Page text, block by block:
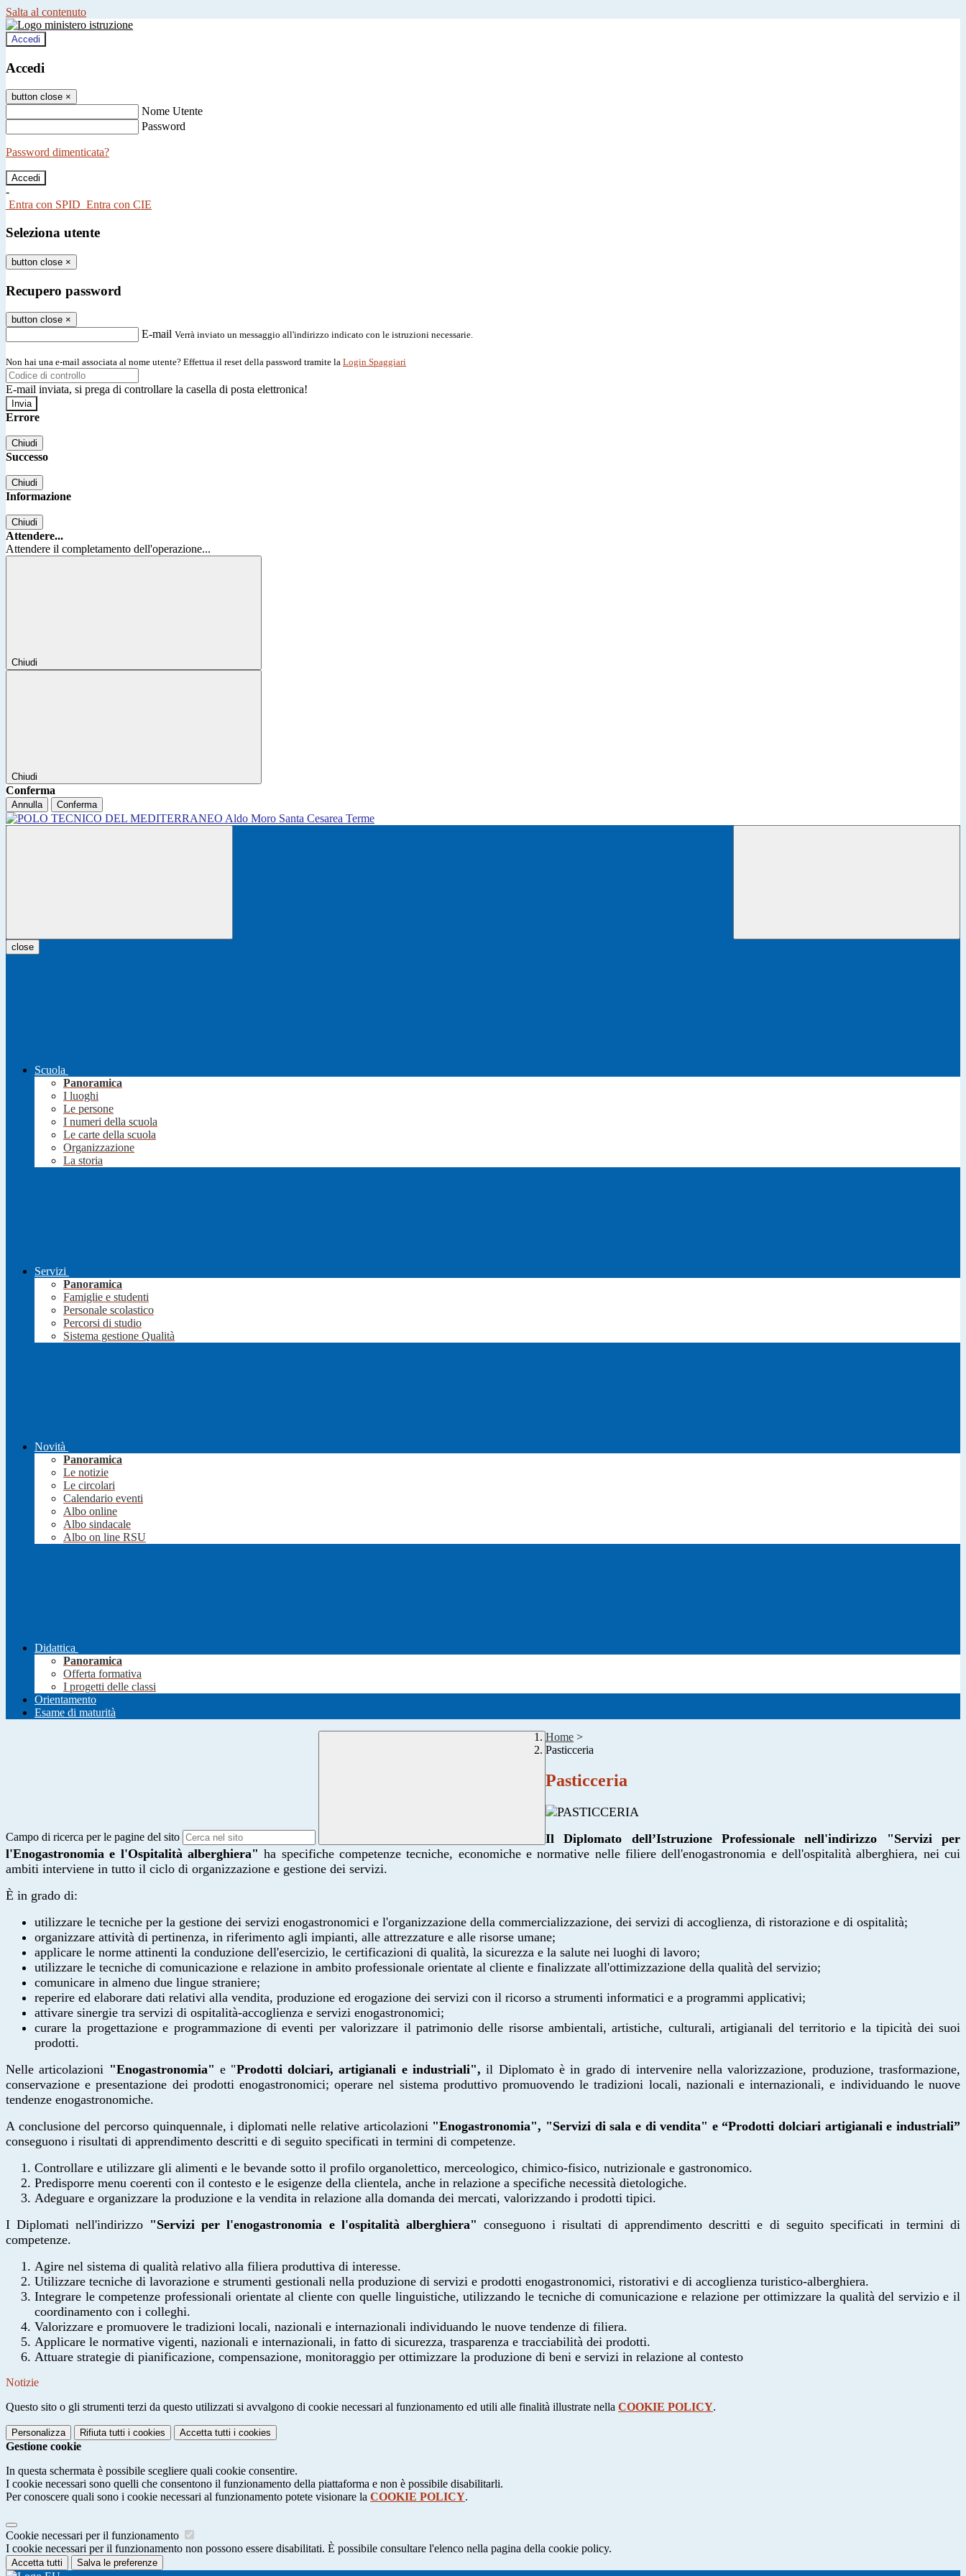
Salta al contenuto
Accedi
Accedi
button close ×
Nome Utente
Password
Password dimenticata?
-
Entra con SPID Entra con CIE
Seleziona utente
button close ×
Recupero password
button close ×
E-mail Verrà inviato un messaggio all'indirizzo indicato con le istruzioni necessarie.
Non hai una e-mail associata al nome utente? Effettua il reset della password tramite la Login Spaggiari
E-mail inviata, si prega di controllare la casella di posta elettronica!
Errore
Chiudi
Successo
Chiudi
Informazione
Chiudi
Attendere...
Attendere il completamento dell'operazione...
Chiudi
Chiudi
Conferma
Annulla Conferma
close
Scuola
Panoramica
I luoghi
Le persone
I numeri della scuola
Le carte della scuola
Organizzazione
La storia
Servizi
Panoramica
Famiglie e studenti
Personale scolastico
Percorsi di studio
Sistema gestione Qualità
Novità
Panoramica
Le notizie
Le circolari
Calendario eventi
Albo online
Albo sindacale
Albo on line RSU
Didattica
Panoramica
Offerta formativa
I progetti delle classi
Orientamento
Esame di maturità
Campo di ricerca per le pagine del sito
Home >
Pasticceria
Pasticceria
Il Diplomato dell’Istruzione Professionale nell'indirizzo "Servizi per
l'Enogastronomia e l'Ospitalità alberghiera"ha specifiche competenze tecniche, economiche e normative nelle filiere dell'enogastronomia e dell'ospitalità alberghiera, nei cui
ambiti interviene in tutto il ciclo di organizzazione e gestione dei servizi.
È in grado di:
utilizzare le tecniche per la gestione dei servizi enogastronomici e l'organizzazione della commercializzazione, dei servizi di accoglienza, di ristorazione e di ospitalità;
organizzare attività di pertinenza, in riferimento agli impianti, alle attrezzature e alle risorse umane;
applicare le norme attinenti la conduzione dell'esercizio, le certificazioni di qualità, la sicurezza e la salute nei luoghi di lavoro;
utilizzare le tecniche di comunicazione e relazione in ambito professionale orientate al cliente e finalizzate all'ottimizzazione della qualità del servizio;
comunicare in almeno due lingue straniere;
reperire ed elaborare dati relativi alla vendita, produzione ed erogazione dei servizi con il ricorso a strumenti informatici e a programmi applicativi;
attivare sinergie tra servizi di ospitalità-accoglienza e servizi enogastronomici;
curare la progettazione e programmazione di eventi per valorizzare il patrimonio delle risorse ambientali, artistiche, culturali, artigianali del territorio e la tipicità dei suoi
prodotti.
Nelle articolazioni "Enogastronomia" e "Prodotti dolciari, artigianali e industriali", il Diplomato è in grado di intervenire nella valorizzazione, produzione, trasformazione,
conservazione e presentazione dei prodotti enogastronomici; operare nel sistema produttivo promuovendo le tradizioni locali, nazionali e internazionali, e individuando le nuove
tendenze enogastronomiche.
A conclusione del percorso quinquennale, i diplomati nelle relative articolazioni "Enogastronomia", "Servizi di sala e di vendita" e “Prodotti dolciari artigianali e industriali”
conseguono i risultati di apprendimento descritti e di seguito specificati in termini di competenze.
Controllare e utilizzare gli alimenti e le bevande sotto il profilo organolettico, merceologico, chimico-fisico, nutrizionale e gastronomico.
Predisporre menu coerenti con il contesto e le esigenze della clientela, anche in relazione a specifiche necessità dietologiche.
Adeguare e organizzare la produzione e la vendita in relazione alla domanda dei mercati, valorizzando i prodotti tipici.
I Diplomati nell'indirizzo "Servizi per l'enogastronomia e l'ospitalità alberghiera" conseguono i risultati di apprendimento descritti e di seguito specificati in termini di
competenze.
Agire nel sistema di qualità relativo alla filiera produttiva di interesse.
Utilizzare tecniche di lavorazione e strumenti gestionali nella produzione di servizi e prodotti enogastronomici, ristorativi e di accoglienza turistico-alberghiera.
Integrare le competenze professionali orientate al cliente con quelle linguistiche,utilizzando le tecniche di comunicazione e relazione per ottimizzare la qualità del servizioe il
coordinamento con i colleghi.
Valorizzare e promuovere le tradizioni locali, nazionali e internazionali individuando le nuove tendenze di filiera.
Applicare le normative vigenti, nazionali e internazionali, in fatto di sicurezza, trasparenza e tracciabilità dei prodotti.
Attuare strategie di pianificazione, compensazione, monitoraggio per ottimizzare la produzione di beni e servizi in relazione al contesto
Notizie
Questo sito o gli strumenti terzi da questo utilizzati si avvalgono di cookie necessari al funzionamento ed utili alle finalità illustrate nella COOKIE POLICY.
Personalizza Rifiuta tutti i cookies Accetta tutti i cookies
Gestione cookie
In questa schermata è possibile scegliere quali cookie consentire.
I cookie necessari sono quelli che consentono il funzionamento della piattaforma e non è possibile disabilitarli.
Per conoscere quali sono i cookie necessari al funzionamento potete visionare la COOKIE POLICY.
Cookie necessari per il funzionamento
I cookie necessari per il funzionamento non possono essere disabilitati. È possibile consultare l'elenco nella pagina della cookie policy.
Accetta tutti Salva le preferenze